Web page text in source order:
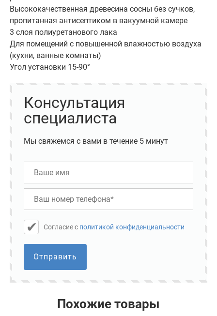
Высококачественная древесина сосны без сучков,
пропитанная антисептиком в вакуумной камере
3 слоя полиуретанового лака
Для помещений с повышенной влажностью воздуха
(кухни, ванные комнаты)
Угол установки 15-90°
Консультация
специалиста
Мы свяжемся с вами в течение 5 минут
Cогласие с политикой конфиденциальности
Отправить
Похожие товары